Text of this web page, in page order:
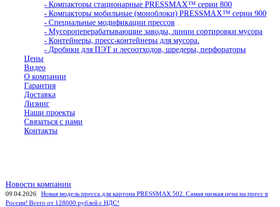
- Компакторы стационарные PRESSMAX™ серии 800
- Компакторы мобильные (моноблоки) PRESSMAX™ серии 900
- Специальные модификации прессов
- Мусороперерабатывающие заводы, линии сортировки мусора
- Контейнеры, пресс-контейнеры для мусора.
- Дробики для ПЭТ и лесоотходов, шредеры, перфораторы
Цены
Видео
О компании
Гарантия
Доставка
Лизинг
Наши проекты
Связаться с нами
Контакты
Новости компании
09.04.2026
Новая модель пресса для картона PRESSMAX 502. Самая низкая цена на пресс в
России! Всего от 128000 рублей с НДС!